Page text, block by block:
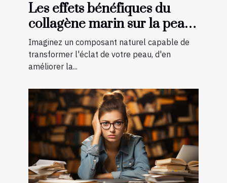
Les effets bénéfiques du
collagène marin sur la peau :
une transformation à
découvrir
Imaginez un composant naturel capable de
transformer l'éclat de votre peau, d'en
améliorer la...